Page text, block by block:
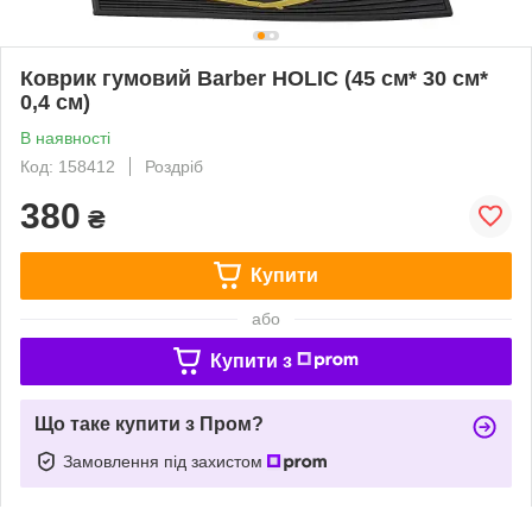
Коврик гумовий Barber HOLIC (45 см* 30 см*
0,4 см)
В наявності
Код: 158412
Роздріб
380 ₴
Купити
або
Купити з
Що таке купити з Пром?
Замовлення під захистом